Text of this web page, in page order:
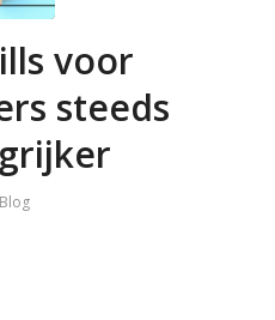
voor
steeds
Blog